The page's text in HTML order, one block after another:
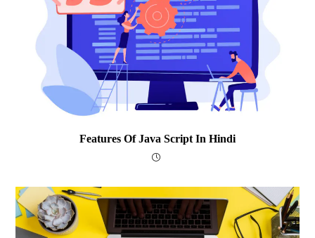
Features Of Java Script In Hindi